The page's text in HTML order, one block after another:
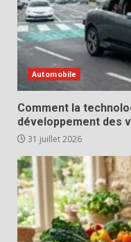
Automobile
Comment la
développement des
31 juillet 2026